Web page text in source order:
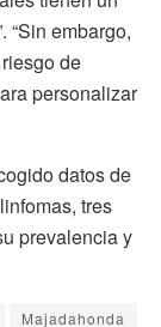
“Sin embargo,
de
personalizar
datos de
tres
prevalencia y
Majadahonda